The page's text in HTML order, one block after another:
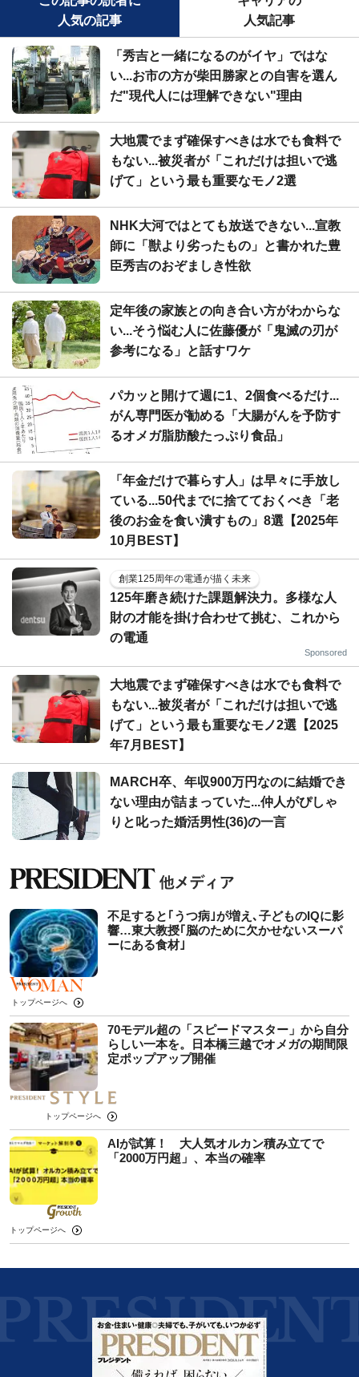
人気の記事
人気記事
「秀吉と一緒になるのがイヤ」ではな
い...お市の方が柴田勝家との自害を選ん
だ"現代人には理解できない"理由
大地震でまず確保すべきは水でも食料で
もない...被災者が「これだけは担いで逃
げて」という最も重要なモノ2選
NHK大河ではとても放送できない...宣教
師に「獣より劣ったもの」と書かれた豊
臣秀吉のおぞましき性欲
定年後の家族との向き合い方がわからな
い...そう悩む人に佐藤優が「鬼滅の刃が
参考になる」と話すワケ
パカッと開けて週に1、2個食べるだけ...
がん専門医が勧める「大腸がんを予防す
るオメガ脂肪酸たっぷり食品」
「年金だけで暮らす人」は早々に手放し
ている...50代までに捨てておくべき「老
後のお金を食い潰すもの」8選【2025年
10月BEST】
創業125周年の電通が描く未来
125年磨き続けた課題解決力。多様な人
財の才能を掛け合わせて挑む、これから
の電通
Sponsored
大地震でまず確保すべきは水でも食料で
もない...被災者が「これだけは担いで逃
げて」という最も重要なモノ2選【2025
年7月BEST】
MARCH卒、年収900万円なのに結婚でき
ない理由が詰まっていた...仲人がぴしゃ
りと叱った婚活男性(36)の一言
不足すると｢うつ病｣が増え､子どものIQに影
響…東大教授｢脳のために欠かせないスーパ
ーにある食材｣
トップページへ
70モデル超の「スピードマスター」から自分
らしい一本を。日本橋三越でオメガの期間限
定ポップアップ開催
トップページへ
AIが試算！ 大人気オルカン積み立てで
「2000万円超」、本当の確率
トップページへ